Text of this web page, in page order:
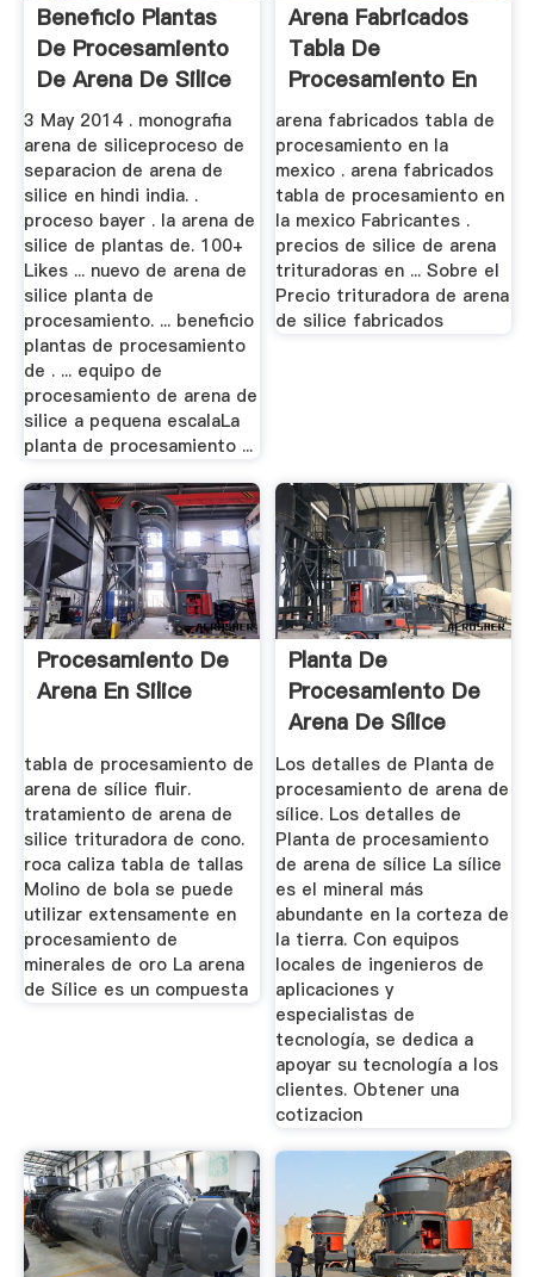
Beneficio Plantas
De Procesamiento
De Arena De Silice
3 May 2014 . monografia
arena de siliceproceso de
separacion de arena de
silice en hindi india. .
proceso bayer . la arena de
silice de plantas de. 100+
Likes ... nuevo de arena de
silice planta de
procesamiento. ... beneficio
plantas de procesamiento
de . ... equipo de
procesamiento de arena de
silice a pequena escalaLa
planta de procesamiento ...
Arena Fabricados
Tabla De
Procesamiento En
La Mexico
arena fabricados tabla de
procesamiento en la
mexico . arena fabricados
tabla de procesamiento en
la mexico Fabricantes .
precios de silice de arena
trituradoras en ... Sobre el
Precio trituradora de arena
de silice fabricados
Procesamiento De
Arena En Silice
tabla de procesamiento de
arena de sílice fluir.
tratamiento de arena de
silice trituradora de cono.
roca caliza tabla de tallas
Molino de bola se puede
utilizar extensamente en
procesamiento de
minerales de oro La arena
de Sílice es un compuesta
Planta De
Procesamiento De
Arena De Sílice
Los detalles de Planta de
procesamiento de arena de
sílice. Los detalles de
Planta de procesamiento
de arena de sílice La sílice
es el mineral más
abundante en la corteza de
la tierra. Con equipos
locales de ingenieros de
aplicaciones y
especialistas de
tecnología, se dedica a
apoyar su tecnología a los
clientes. Obtener una
cotizacion